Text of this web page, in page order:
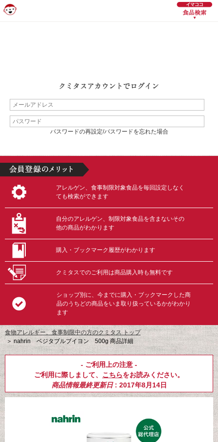
パスワードの再設定/パスワードを忘れた場合
アレルゲン、食事制限対象食品を毎回設定しなく
ても検索ができます
自分のアレルゲン、制限対象食品を含まないその
他の商品がわかります
購入・ブックマーク履歴がわかります
クミタスでのご利用は商品購入時も無料です
ショップ別に、今までに購入・ブックマークした商
品のうちどの商品をいま取り扱っているかがわかり
ます
食物アレルギー、食事制限中の方のクミタス トップ
＞nahrin ベジタブルブイヨン 500g 商品詳細
- ご利用上の注意 -
ご利用に際しまして、 こちらをお読みください。
商品情報最終更新日: 2017年8月14日